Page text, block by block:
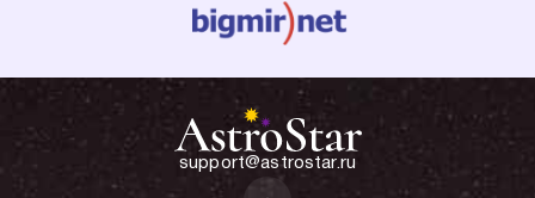
support@astrostar.ru